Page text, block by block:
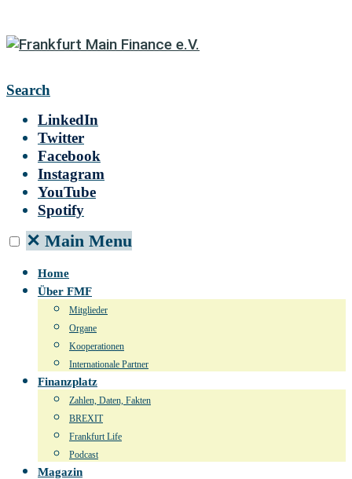
Search
LinkedIn
Twitter
Facebook
Instagram
YouTube
Spotify
✕ Main Menu
Home
Über FMF
Mitglieder
Organe
Kooperationen
Internationale Partner
Finanzplatz
Zahlen, Daten, Fakten
BREXIT
Frankfurt Life
Podcast
Magazin